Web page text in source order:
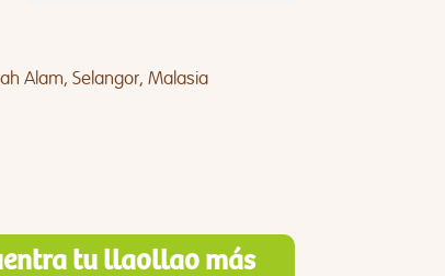
Alam, Selangor, Malasia
tu llaollao más